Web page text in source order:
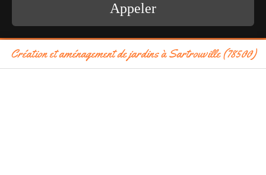
Appeler
Création et aménagement de jardins à Sartrouville (78500)